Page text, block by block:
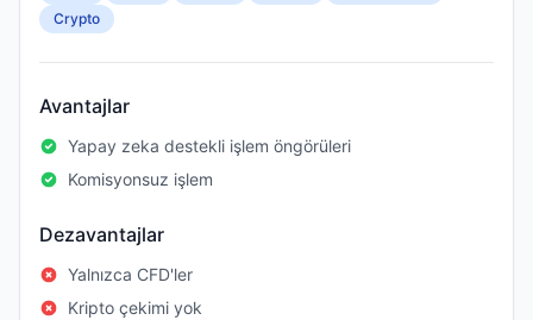
Crypto
Avantajlar
Yapay zeka destekli işlem öngörüleri
Komisyonsuz işlem
Dezavantajlar
Yalnızca CFD'ler
Kripto çekimi yok